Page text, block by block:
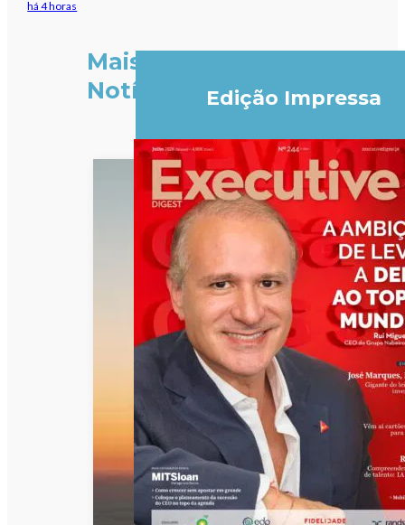
há 4 horas
Mais
Notícias
Edição Impressa